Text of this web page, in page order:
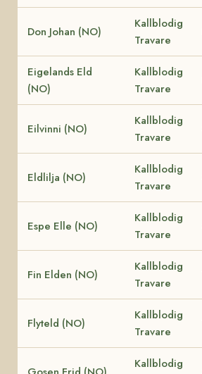
Don Johan (NO)
Kallblodig
Travare
Eigelands Eld
(NO)
Kallblodig
Travare
Eilvinni (NO)
Kallblodig
Travare
Eldlilja (NO)
Kallblodig
Travare
Espe Elle (NO)
Kallblodig
Travare
Fin Elden (NO)
Kallblodig
Travare
Flyteld (NO)
Kallblodig
Travare
Kallblodig